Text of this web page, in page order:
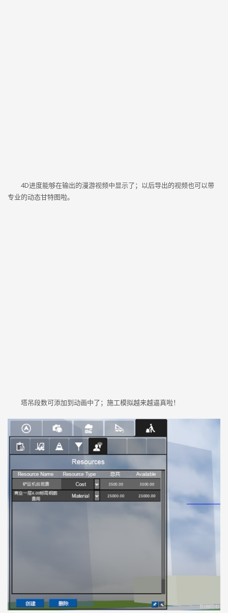
4D进度能够在输出的漫游视频中显示了；以后导出的视频也可以带
专业的动态甘特图啦。
塔吊段数可添加到动画中了；施工模拟越来越逼真啦！